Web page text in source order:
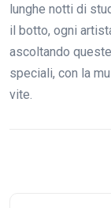
lunghe notti di
il botto, ogni
ascoltando
speciali, con la
vite.